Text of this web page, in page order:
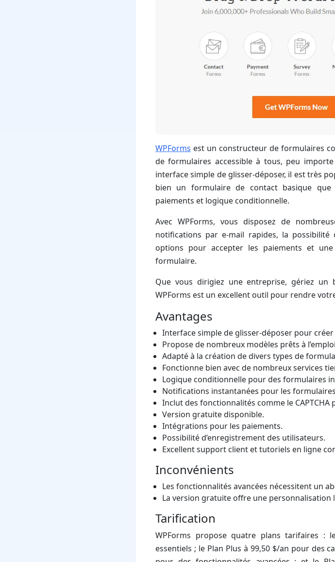
WPForms est un constructeur de formulaires
de formulaires accessible à tous, peu
interface simple de glisser-déposer, il est très
bien un formulaire de contact basique
paiements et logique conditionnelle.
Avec WPForms, vous disposez de
notifications par e-mail rapides, la
options pour accepter les paiements et
formulaire.
Que vous dirigiez une entreprise, gériez
WPForms est un excellent outil pour rendre
Avantages
Interface simple de glisser-déposer pour
Propose de nombreux modèles prêts à
Adapté à la création de divers types de
Fonctionne bien avec de nombreux services
Logique conditionnelle pour des formulaires
Notifications instantanées pour les
Inclut des fonctionnalités comme le CAPTCHA
Version gratuite disponible.
Intégrations pour les paiements.
Possibilité d’enregistrement des utilisateurs.
Excellent support client et tutoriels en ligne
Inconvénients
Les fonctionnalités avancées nécessitent un
La version gratuite offre une personnalisation
Tarification
WPForms propose quatre plans tarifaires :
essentiels ; le Plan Plus à 99,50 $/an pour des